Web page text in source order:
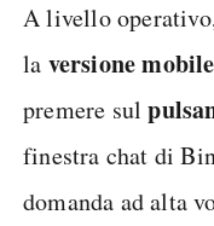
A livello
la versione
premere sul
finestra chat di
domanda ad alta